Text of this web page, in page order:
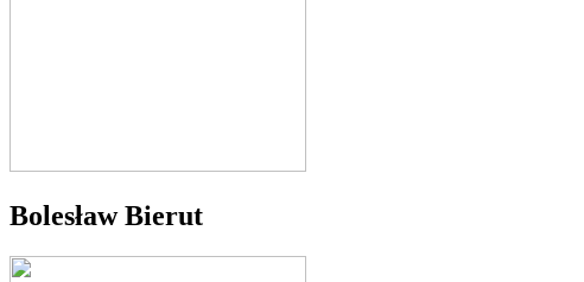
Bolesław Bierut